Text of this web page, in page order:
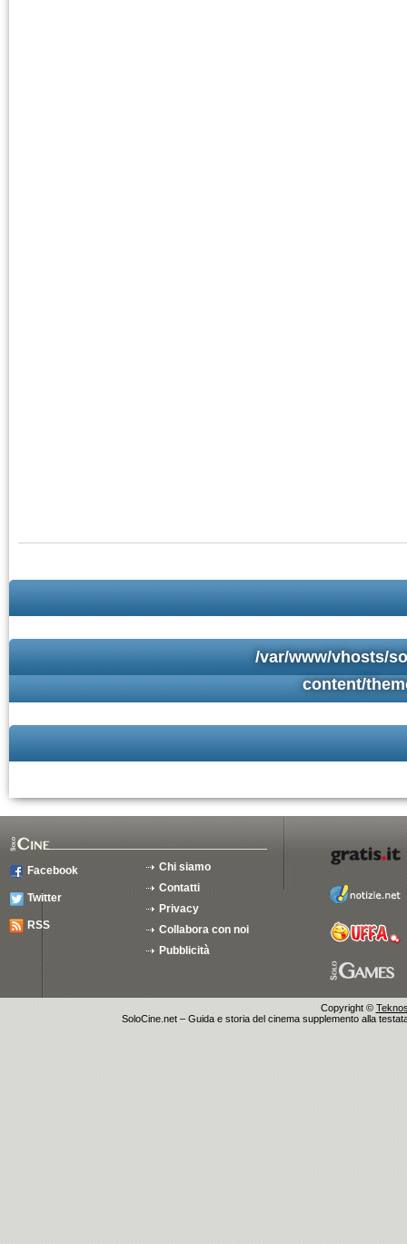
/var/www/vhosts/
content/
Facebook
Twitter
RSS
Chi siamo
Contatti
Privacy
Collabora con noi
Pubblicità
Copyright ©
SoloCine.net – Guida e storia del cinema supplemento alla